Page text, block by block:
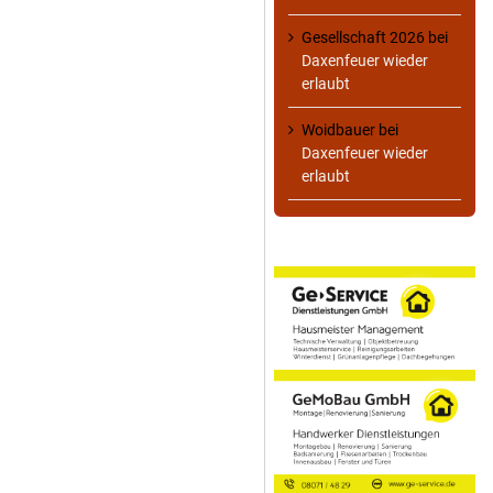
Gesellschaft 2026 bei
Daxenfeuer wieder
erlaubt
Woidbauer bei
Daxenfeuer wieder
erlaubt